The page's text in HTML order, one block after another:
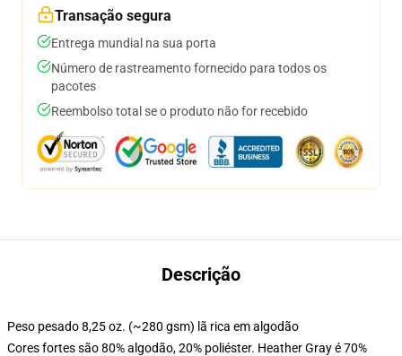
Transação segura
Entrega mundial na sua porta
Número de rastreamento fornecido para todos os
pacotes
Reembolso total se o produto não for recebido
Descrição
Peso pesado 8,25 oz. (~280 gsm) lã rica em algodão
Cores fortes são 80% algodão, 20% poliéster. Heather Gray é 70%